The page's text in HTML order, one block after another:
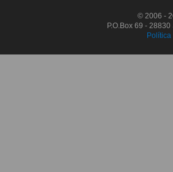
© 2006 -
P.O.Box 69 -